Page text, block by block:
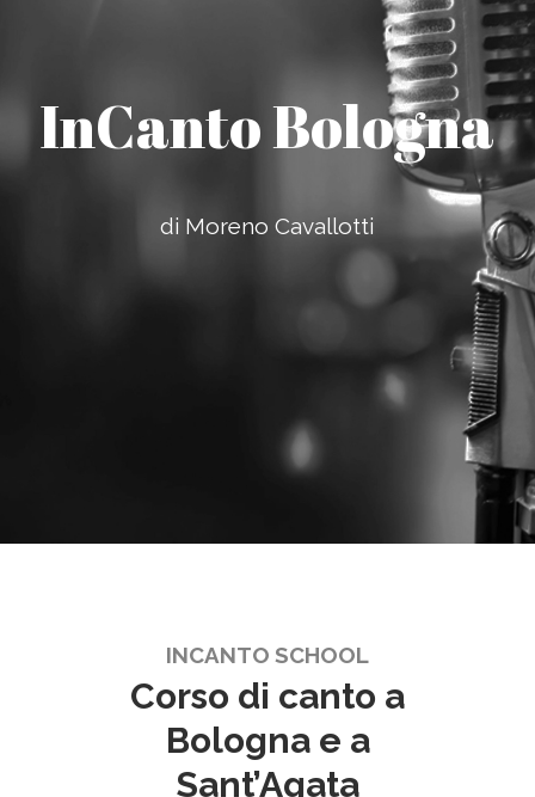
InCanto Bologna
di Moreno Cavallotti
INCANTO SCHOOL
Corso di canto a
Bologna e a
Sant’Agata